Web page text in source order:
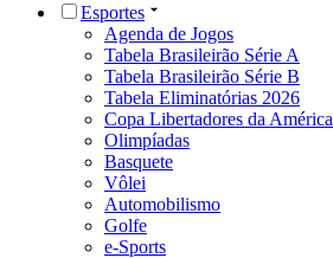
Esportes
Agenda de Jogos
Tabela Brasileirão Série A
Tabela Brasileirão Série B
Tabela Eliminatórias 2026
Copa Libertadores da América
Olimpíadas
Basquete
Vôlei
Automobilismo
Golfe
e-Sports